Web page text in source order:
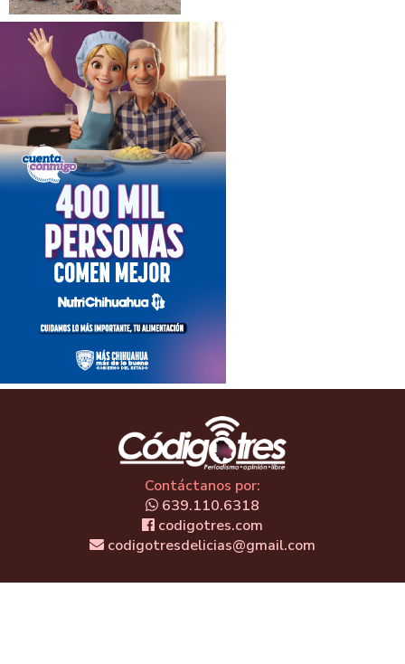
Contáctanos por:
639.110.6318
codigotres.com
codigotresdelicias@gmail.com